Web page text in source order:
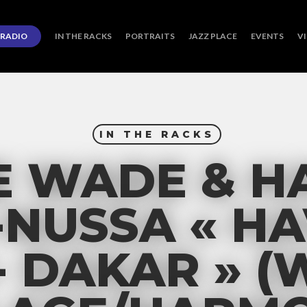
RADIO IN THE RACKS PORTRAITS JAZZ PLACE EVENTS
IN THE RACKS
WADE &
«
DAKAR »